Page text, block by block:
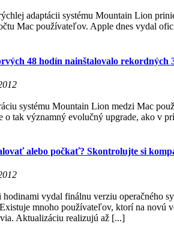
adaptácii systému Mountain Lion
Mac používateľov. Apple dnes vydal
48 hodín nainštalovalo rekordných
systému Mountain Lion medzi Mac
o tak významný evolučný upgrade, ako v
alebo počkať? Skontrolujte si
vydal finálnu verziu operačného
mnoho používateľov, ktorí na novú
Aktualizáciu realizujú až [...]